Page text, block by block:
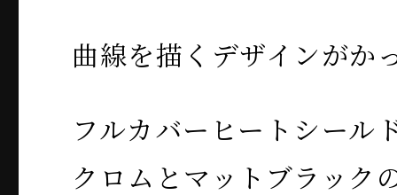
曲線を描くデザインがか
フルカバーヒートシール
クロムとマットブラック